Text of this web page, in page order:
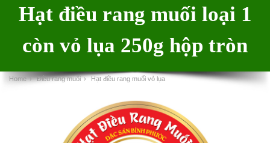
Hạt điều rang muối loại 1
còn vỏ lụa 250g hộp tròn
Home › Điều rang muối › Hạt điều rang muối vỏ lụa